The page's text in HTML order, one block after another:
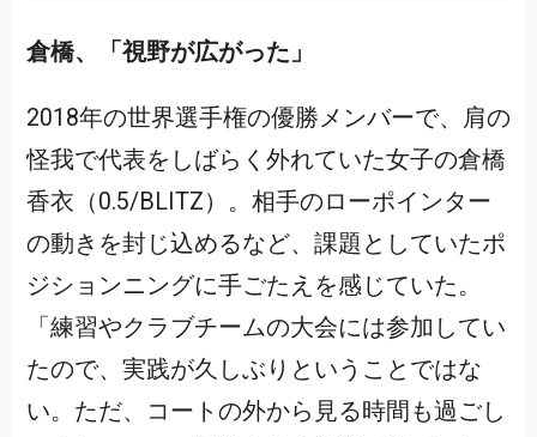
倉橋、「視野が広がった」
2018年の世界選手権の優勝メンバーで、肩の
怪我で代表をしばらく外れていた女子の倉橋
香衣（0.5/BLITZ）。相手のローポインター
の動きを封じ込めるなど、課題としていたポ
ジションニングに手ごたえを感じていた。
「練習やクラブチームの大会には参加してい
たので、実践が久しぶりということではな
い。ただ、コートの外から見る時間も過ごし